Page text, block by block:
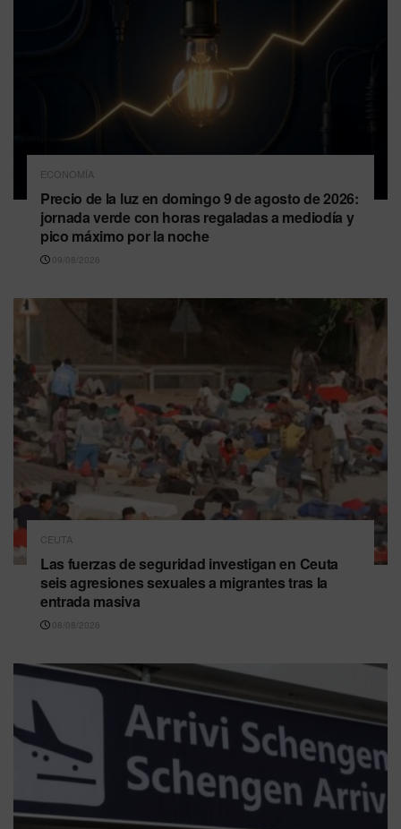
ECONOMÍA
Precio de la luz en domingo 9 de agosto de 2026:
jornada verde con horas regaladas a mediodía y
pico máximo por la noche
09/08/2026
CEUTA
Las fuerzas de seguridad investigan en Ceuta
seis agresiones sexuales a migrantes tras la
entrada masiva
08/08/2026